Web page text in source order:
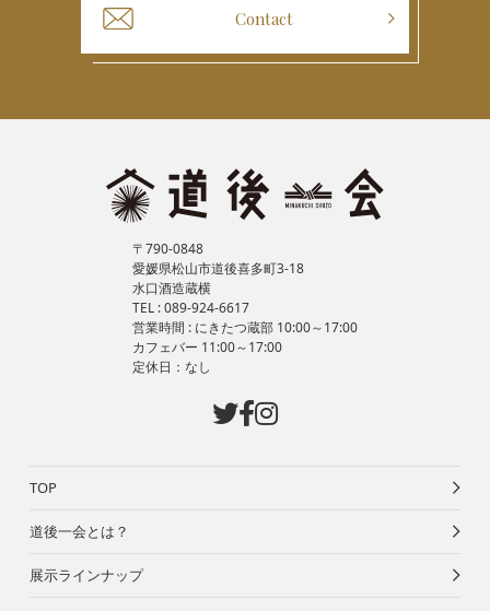
Contact
TOP
道後一会とは？
展示ラインナップ
〒790-0848
愛媛県松山市道後喜多町3-18
水口酒造蔵横
TEL : 089-924-6617
営業時間 : にきたつ蔵部 10:00～17:00
カフェバー 11:00～17:00
定休日：なし